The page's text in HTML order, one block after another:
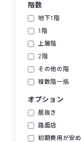
階数
地下1階
1階
上層階
2階
その他の階
複数階一括
オプション
居抜き
路面店
初期費用が安め